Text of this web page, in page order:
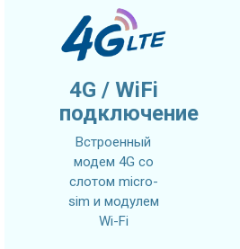
4G / WiFi
подключение
Встроенный
модем 4G со
слотом micro-
sim и модулем
Wi-Fi